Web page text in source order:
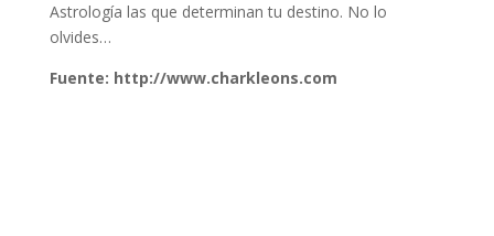
Astrología las que determinan tu destino. No lo
olvides…
Fuente: http://www.charkleons.com